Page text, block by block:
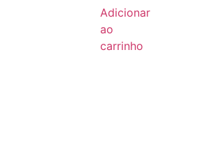
Adicionar
ao
carrinho